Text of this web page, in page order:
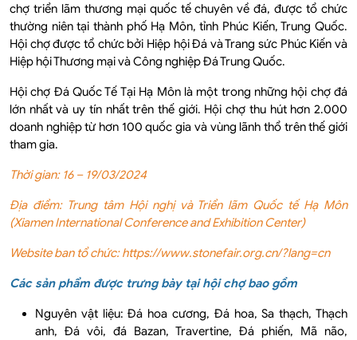
chợ triển lãm thương mại quốc tế chuyên về đá, được tổ chức
thường niên tại thành phố Hạ Môn, tỉnh Phúc Kiến, Trung Quốc.
Hội chợ được tổ chức bởi Hiệp hội Đá và Trang sức Phúc Kiến và
Hiệp hội Thương mại và Công nghiệp Đá Trung Quốc.
Hội chợ Đá Quốc Tế Tại Hạ Môn là một trong những hội chợ đá
lớn nhất và uy tín nhất trên thế giới. Hội chợ thu hút hơn 2.000
doanh nghiệp từ hơn 100 quốc gia và vùng lãnh thổ trên thế giới
tham gia.
Thời gian: 16 – 19/03/2024
Địa điểm: Trung tâm Hội nghị và Triển lãm Quốc tế Hạ Môn
(Xiamen International Conference and Exhibition Center)
Website ban tổ chức: https://www.stonefair.org.cn/?lang=cn
Các sản phẩm được trưng bày tại hội chợ bao gồm
Nguyên vật liệu: Đá hoa cương, Đá hoa, Sa thạch, Thạch
anh, Đá vôi, đá Bazan, Travertine, Đá phiến, Mã não,